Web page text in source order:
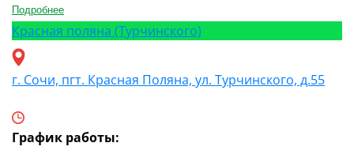
Подробнее
Красная поляна (Турчинского)
г. Сочи, пгт. Красная Поляна, ул. Турчинского, д.55
График работы: